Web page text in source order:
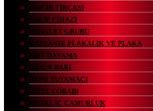
ZİNCİR FIRÇASI
TAKİP CİHAZI
WİNGLET GRUBU
KATLANIR PLAKALIK VE PLAKA
SIRT DAYAMA
GİDON BARI
DEPO TUTAMACI
VİTES ÇORABI
METAL İÇ ÇAMURLUK